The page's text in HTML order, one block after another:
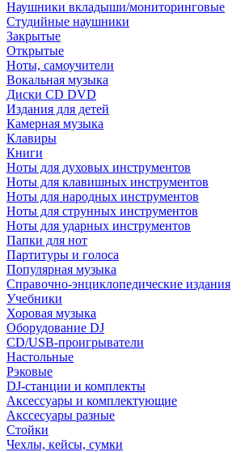
Наушники вкладыши/мониторинговые
Студийные наушники
Закрытые
Открытые
Ноты, самоучители
Вокальная музыка
Диски CD DVD
Издания для детей
Камерная музыка
Клавиры
Книги
Ноты для духовых инструментов
Ноты для клавишных инструментов
Ноты для народных инструментов
Ноты для струнных инструментов
Ноты для ударных инструментов
Папки для нот
Партитуры и голоса
Популярная музыка
Справочно-энциклопедические издания
Учебники
Хоровая музыка
Оборудование DJ
CD/USB-проигрыватели
Настольные
Рэковые
DJ-станции и комплекты
Аксессуары и комплектующие
Акссесуары разные
Стойки
Чехлы, кейсы, сумки